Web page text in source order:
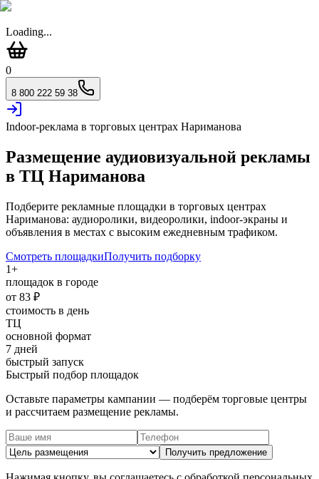
Loading...
0
8 800 222 59 38
Indoor-реклама в торговых центрах Нариманова
Размещение аудиовизуальной рекламы
в ТЦ Нариманова
Подберите рекламные площадки в торговых центрах
Нариманова: аудиоролики, видеоролики, indoor-экраны и
объявления в местах с высоким ежедневным трафиком.
Смотреть площадкиПолучить подборку
1+
площадок в городе
от 83 ₽
стоимость в день
ТЦ
основной формат
7 дней
быстрый запуск
Быстрый подбор площадок
Оставьте параметры кампании — подберём торговые центры
и рассчитаем размещение рекламы.
Получить предложение